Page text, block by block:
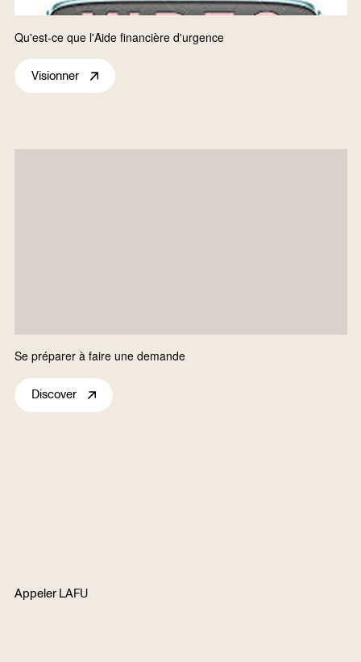
Qu'est-ce que l'Aide financière d'urgence
Visionner
Se préparer à faire une demande
Discover
Appeler LAFU